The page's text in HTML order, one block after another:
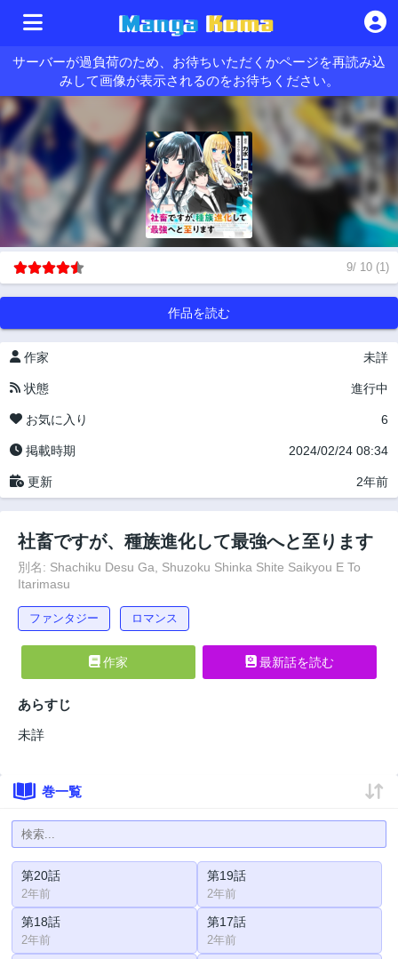
サーバーが過負荷のため、お待ちいただくかページを再読み込
みして画像が表示されるのをお待ちください。
9/ 10 (1)
作品を読む
作家 未詳
状態 進行中
お気に入り 6
掲載時期 2024/02/24 08:34
更新 2年前
社畜ですが、種族進化して最強へと至ります
別名: Shachiku Desu Ga, Shuzoku Shinka Shite Saikyou E To
Itarimasu
ファンタジー ロマンス
作家 最新話を読む
あらすじ
未詳
巻一覧
第20話
2年前
第19話
2年前
第18話
2年前
第17話
2年前